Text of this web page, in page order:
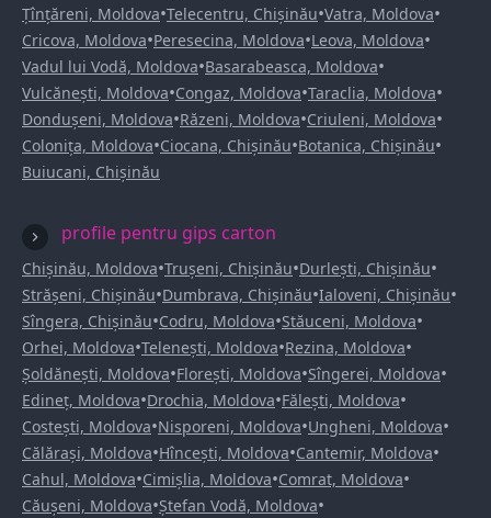
Țînțăreni, Moldova•Telecentru, Chișinău•Vatra, Moldova•
Cricova, Moldova•Peresecina, Moldova•Leova, Moldova•
Vadul lui Vodă, Moldova•Basarabeasca, Moldova•
Vulcănești, Moldova•Congaz, Moldova•Taraclia, Moldova•
Dondușeni, Moldova•Răzeni, Moldova•Criuleni, Moldova•
Colonița, Moldova•Ciocana, Chișinău•Botanica, Chișinău•
Buiucani, Chișinău
profile pentru gips carton
Chișinău, Moldova•Trușeni, Chișinău•Durlești, Chișinău•
Strășeni, Chișinău•Dumbrava, Chișinău•Ialoveni, Chișinău•
Sîngera, Chișinău•Codru, Moldova•Stăuceni, Moldova•
Orhei, Moldova•Telenești, Moldova•Rezina, Moldova•
Șoldănești, Moldova•Florești, Moldova•Sîngerei, Moldova•
Edineț, Moldova•Drochia, Moldova•Fălești, Moldova•
Costești, Moldova•Nisporeni, Moldova•Ungheni, Moldova•
Călărași, Moldova•Hîncești, Moldova•Cantemir, Moldova•
Cahul, Moldova•Cimișlia, Moldova•Comrat, Moldova•
Căușeni, Moldova•Ștefan Vodă, Moldova•